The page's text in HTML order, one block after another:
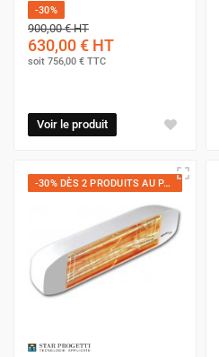
-30%
900,00 €HT
630,00 € HT
soit 756,00 € TTC
Voir le produit
-30% DÈS 2 PRODUITS AU PANIER